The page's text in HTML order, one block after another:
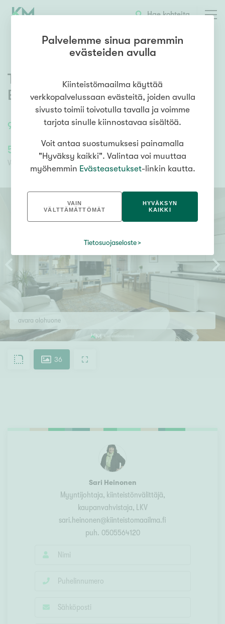
Hae kohteita
90 90m² 3h,k,kph,s + 2 parveketta
Tietäjäntie 8,Pohjois-Tapiola
Espoo
512 000,00 €
Velaton hinta
512 000,00 €
avara olohuone
36
Sari Heinonen
Myyntijohtaja, kiinteistönvälittäjä,
kaupanvahvistaja, LKV
sari.heinonen@kiinteistomaailma.fi
puh. 0505564120
Palvelemme sinua paremmin
evästeiden avulla
Kiinteistömaailma käyttää
verkkopalvelussaan evästeitä, joiden avulla
sivusto toimii toivotulla tavalla ja voimme
tarjota sinulle kiinnostavaa sisältöä.
Voit antaa suostumuksesi painamalla
"Hyväksy kaikki". Valintaa voi muuttaa
myöhemmin Evästeasetukset-linkin kautta.
VAIN
VÄLTTÄMÄTTÖMÄT
HYVÄKSYN
KAIKKI
Tietosuojaseloste